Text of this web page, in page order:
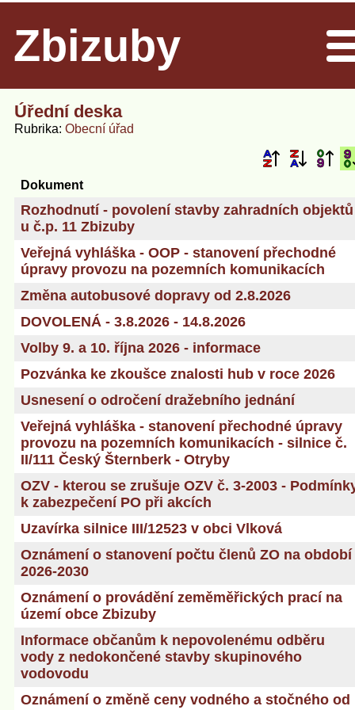
Zbizuby
Úřední deska
Rubrika Obecní úřad
Dokument
Rozhodnutí - povolení stavby zahradních objektů
u č.p. 11 Zbizuby
Veřejná vyhláška - OOP - stanovení přechodné
úpravy provozu na pozemních komunikacích
Změna autobusové dopravy od 2.8.2026
DOVOLENÁ - 3.8.2026 - 14.8.2026
Volby 9. a 10. října 2026 - informace
Pozvánka ke zkoušce znalosti hub v roce 2026
Usnesení o odročení dražebního jednání
Veřejná vyhláška - stanovení přechodné úpravy
provozu na pozemních komunikacích - silnice č.
II/111 Český Šternberk - Otryby
OZV - kterou se zrušuje OZV č. 3-2003 -
k zabezpečení PO při akcích
Uzavírka silnice III/12523 v obci Vlková
Oznámení o stanovení počtu členů ZO na období
2026-2030
Oznámení o provádění zeměměřických prací na
území obce Zbizuby
Informace občanům k nepovolenému odběru
vody z nedokončené stavby skupinového
vodovodu
Oznámení o změně ceny vodného a stočného od